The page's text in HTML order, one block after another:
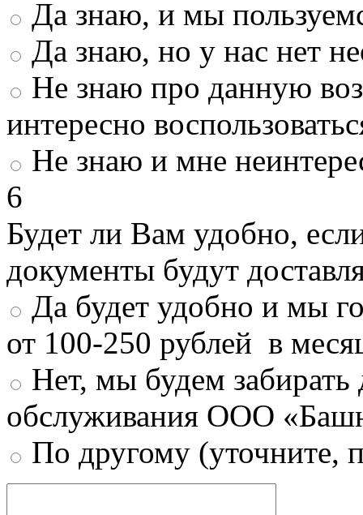
Да знаю, и мы
Да знаю, но у нас нет
Не знаю про данную
интересно
Не знаю и мне
6
Будет ли Вам удобно,
документы будут
Да будет удобно и мы
от 100-250 рублей в
Нет, мы будем
обслуживания ООО
По другому (уточните,